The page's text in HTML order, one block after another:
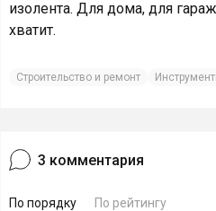
изолента. Для дома, для
хватит.
Строительство и ремонт
3 комментария
По порядку По рейтингу